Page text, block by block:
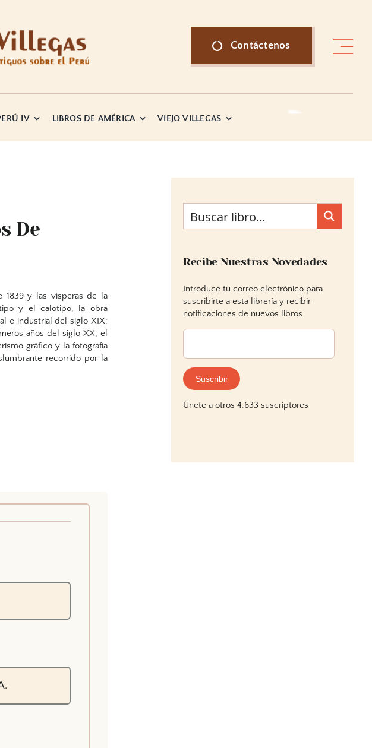
Contáctenos
IV LIBROS DE AMÉRICA VIEJO VILLEGAS
De
1839 y las vísperas de la
y el calotipo, la obra
e industrial del siglo XIX;
años del siglo XX; el
gráfico y la fotografía
recorrido por la
Recibe Nuestras Novedades
Introduce tu correo electrónico para
suscribirte a esta librería y recibir
notificaciones de nuevos libros
Dirección
correo
electrónico:
Suscribir
Únete a otros 4.633 suscriptores